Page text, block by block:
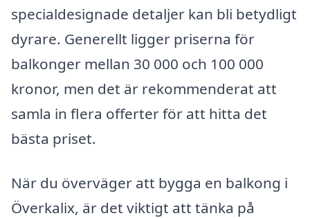
specialdesignade detaljer kan bli betydligt
dyrare. Generellt ligger priserna för
balkonger mellan 30 000 och 100 000
kronor, men det är rekommenderat att
samla in flera offerter för att hitta det
bästa priset.
När du överväger att bygga en balkong i
Överkalix, är det viktigt att tänka på